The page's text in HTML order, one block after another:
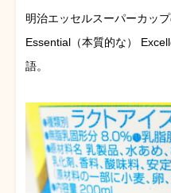
明治エッセルスーパーカップ
Essential（本質的な）
語。